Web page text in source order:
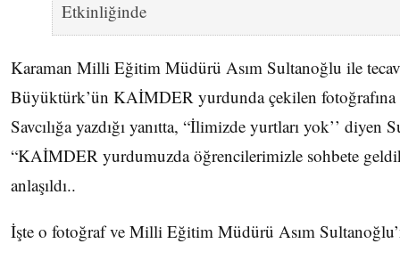
Karaman Milli Eğitim Müdürü Asım Sultanoğlu ile
Büyüktürk’ün KAİMDER yurdunda çekilen fotoğrafına
Savcılığa yazdığı yanıtta, “İlimizde yurtları yok’’ diyen
“KAİMDER yurdumuzda öğrencilerimizle sohbete
anlaşıldı..
İşte o fotoğraf ve Milli Eğitim Müdürü Asım